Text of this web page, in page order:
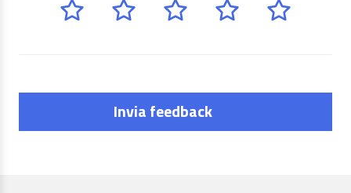
Invia feedback